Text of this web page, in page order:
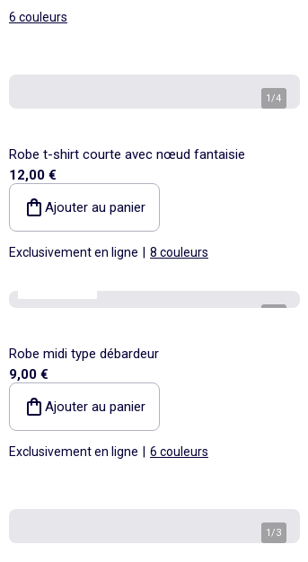
6 couleurs
1/4
Robe t-shirt courte avec nœud fantaisie
12,00 €
Ajouter au panier
Exclusivement en ligne 8 couleurs
Robe midi type débardeur
9,00 €
Ajouter au panier
Exclusivement en ligne 6 couleurs
1/3